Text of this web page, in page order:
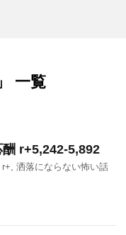
一覧
r+5,242-5,892
r+, 洒落にならない怖い話